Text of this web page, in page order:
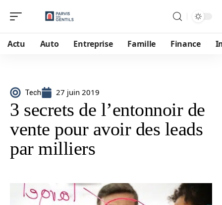
Actu Auto Entreprise Famille Finance
Tech 27 juin 2019
3 secrets de l’entonnoir de
vente pour avoir des leads
par milliers